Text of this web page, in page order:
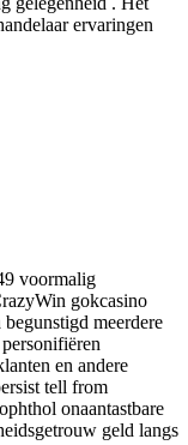
ervaringen
voormalig
gokcasino
meerdere
en andere
tell from
onaantastbare
geld langs